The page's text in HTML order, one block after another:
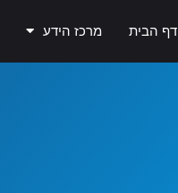
דף הבית מרכז הידע